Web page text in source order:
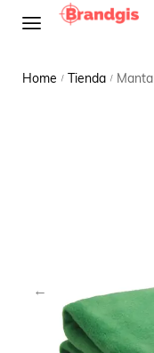
Home / Tienda / Manta